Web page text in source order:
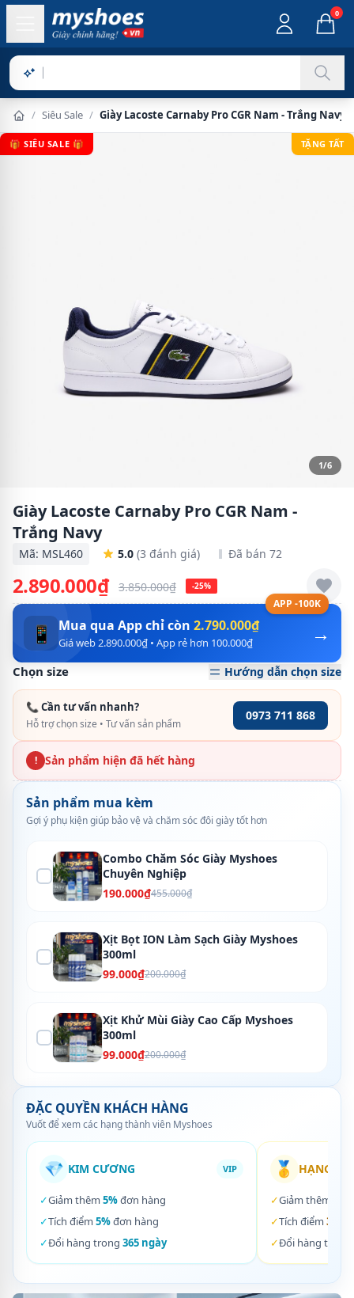
0
Sản phẩm c
/ Siêu Sale / Giày Lacoste Carnaby Pro CGR Nam - Trắng Navy
🎁 SIÊU SALE 🎁 TẶNG TẤT
1/6
Giày Lacoste Carnaby Pro CGR Nam -
Trắng Navy
Mã: MSL460 5.0 (3 đánh giá) Đã bán 72
2.890.000₫ 3.850.000₫ -25%
APP -100K
→
📱 Mua qua App chỉ còn 2.790.000₫
Giá web 2.890.000₫ • App rẻ hơn 100.000₫
Chọn size Hướng dẫn chọn size
📞 Cần tư vấn nhanh?
Hỗ trợ chọn size • Tư vấn sản phẩm
0973 711 868
! Sản phẩm hiện đã hết hàng
Sản phẩm mua kèm
Gợi ý phụ kiện giúp bảo vệ và chăm sóc đôi giày tốt hơn
Combo Chăm Sóc Giày Myshoes
Chuyên Nghiệp
190.000₫455.000₫
Xịt Bọt ION Làm Sạch Giày Myshoes
300ml
99.000₫200.000₫
Xịt Khử Mùi Giày Cao Cấp Myshoes
300ml
99.000₫200.000₫
ĐẶC QUYỀN KHÁCH HÀNG
Vuốt để xem các hạng thành viên Myshoes
💎 KIM CƯƠNG VIP
✓Giảm thêm 5%đơn hàng
✓Tích điểm 5%đơn hàng
✓Đổi hàng trong 365 ngày
🥇 HẠNG
✓Giảm thêm
✓Tích điểm 3%
✓Đổi hàng trong